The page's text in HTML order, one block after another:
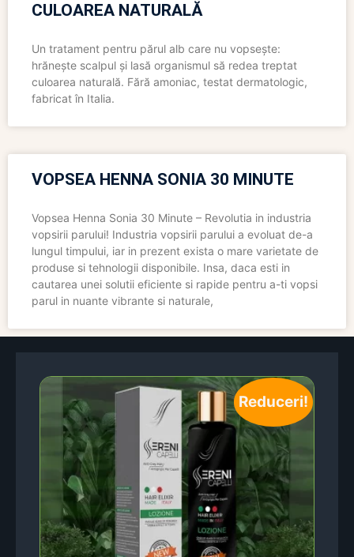
CULOAREA NATURALĂ
Un tratament pentru părul alb care nu vopsește:
hrănește scalpul și lasă organismul să redea treptat
culoarea naturală. Fără amoniac, testat dermatologic,
fabricat în Italia.
VOPSEA HENNA SONIA 30 MINUTE
Vopsea Henna Sonia 30 Minute – Revolutia in industria
vopsirii parului! Industria vopsirii parului a evoluat de-a
lungul timpului, iar in prezent exista o mare varietate de
produse si tehnologii disponibile. Insa, daca esti in
cautarea unei solutii eficiente si rapide pentru a-ti vopsi
parul in nuante vibrante si naturale,
Reduceri!